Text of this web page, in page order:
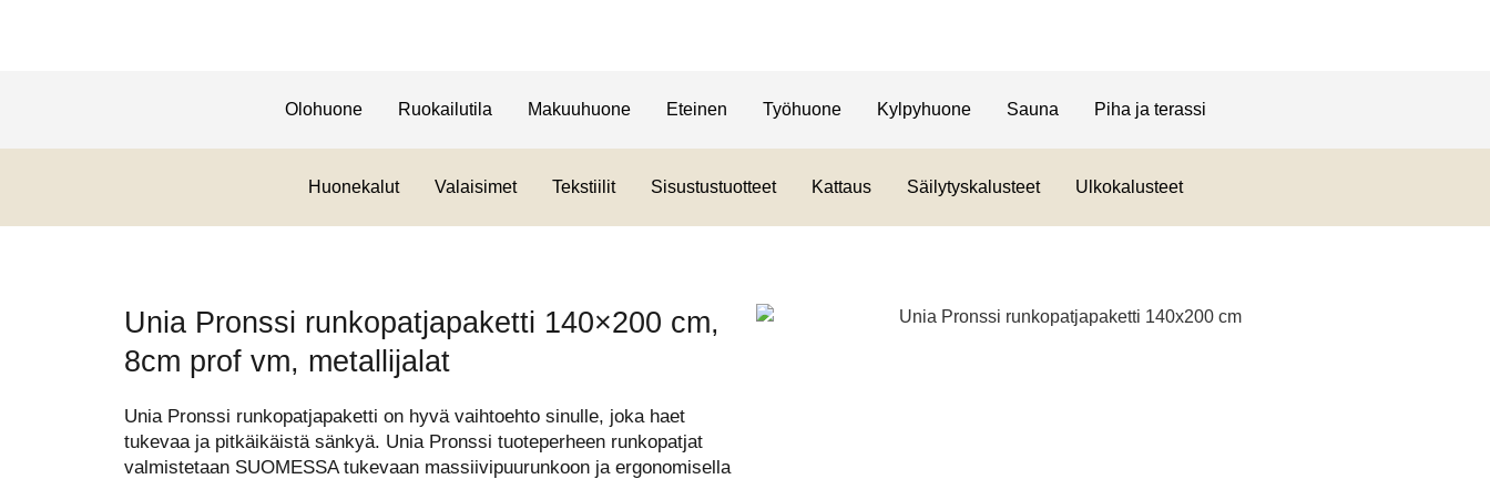
Olohuone Ruokailutila Makuuhuone Eteinen Työhuone Kylpyhuone Sauna Piha ja terassi
Huonekalut Valaisimet Tekstiilit Sisustustuotteet Kattaus Säilytyskalusteet Ulkokalusteet
Unia Pronssi runkopatjapaketti 140×200 cm,
8cm prof vm, metallijalat
Unia Pronssi runkopatjapaketti on hyvä vaihtoehto sinulle, joka haet
tukevaa ja pitkäikäistä sänkyä. Unia Pronssi tuoteperheen runkopatjat
valmistetaan SUOMESSA tukevaan massiivipuurunkoon ja ergonomisella